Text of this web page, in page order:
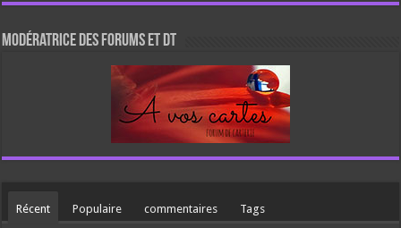
Modératrice des forums et DT
Récent Populaire commentaires Tags